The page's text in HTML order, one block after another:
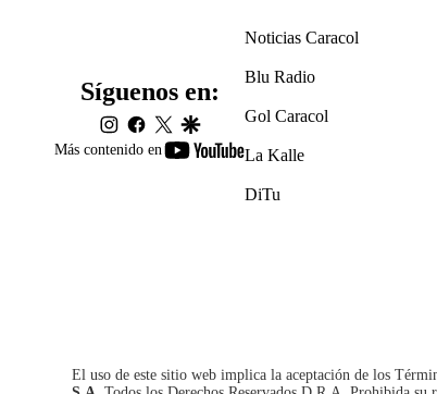
Más contenido en
youtube-
Síguenos en:
instagram
facebook
twittergoogle
Noticias Caracol
Blu Radio
Gol Caracol
La Kalle
DiTu
El uso de este sitio web implica la aceptación de los